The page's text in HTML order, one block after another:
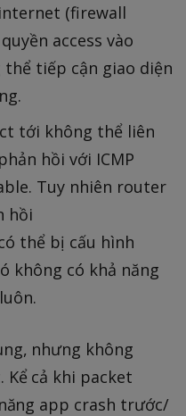
(firewall
access vào
tiếp cận giao diện
tới không thể liên
hồi với ICMP
Tuy nhiên router
hồi
thể bị cấu hình
không có khả năng
nhưng không
cả khi packet
app crash trước/